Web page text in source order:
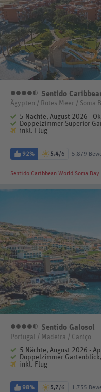
4,5 Sterne
Sentido
Ägypten / Rotes Meer / Soma
5 Nächte, August 2026 -
Doppelzimmer Superior
inkl. Flug
92% 5,4/6 5.879
Sentido Caribbean World Soma Bay
4,5 Sterne
Sentido Galosol
Portugal / Madeira / Caniço
5 Nächte, August 2026 -
Doppelzimmer
inkl. Flug
98% 5,7/6 1.755